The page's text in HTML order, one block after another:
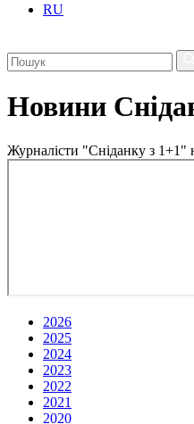
RU
Новини
Журналісти "Сніданку з 1+1"
2026
2025
2024
2023
2022
2021
2020